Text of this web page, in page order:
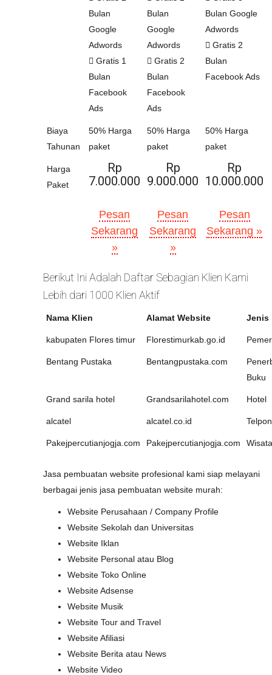
Bulan
Google
Adwords
Gratis 1
Bulan
Facebook
Ads
Bulan
Google
Adwords
Gratis 2
Bulan
Facebook
Ads
Bulan Google
Adwords
Gratis 2
Bulan
Facebook Ads
Biaya
Tahunan
50% Harga
paket
50% Harga
paket
50% Harga
paket
Harga
Paket
Rp
7.000.000
Rp
9.000.000
Rp
10.000.000
Pesan
Sekarang
»
Pesan
Sekarang
»
Pesan
Sekarang »
Berikut Ini Adalah Daftar Sebagian Klien Kami
Lebih dari 1000 Klien Aktif
Nama Klien Alamat Website Jenis
kabupaten Flores timur Florestimurkab.go.id
Bentang Pustaka Bentangpustaka.com
Buku
Grand sarila hotel Grandsarilahotel.com Hotel
alcatel alcatel.co.id Telpon
Pakejpercutianjogja.com Pakejpercutianjogja.com Wisata
Jasa pembuatan website profesional kami siap melayani
berbagai jenis jasa pembuatan website murah:
Website Perusahaan / Company Profile
Website Sekolah dan Universitas
Website Iklan
Website Personal atau Blog
Website Toko Online
Website Adsense
Website Musik
Website Tour and Travel
Website Afiliasi
Website Berita atau News
Website Video